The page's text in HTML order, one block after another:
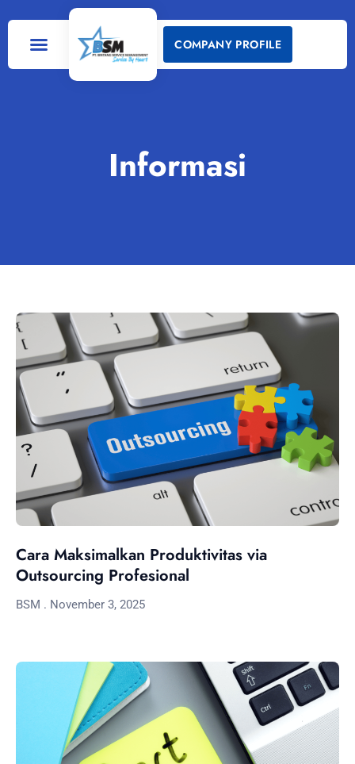
COMPANY PROFILE
Informasi
Cara Maksimalkan Produktivitas via
Outsourcing Profesional
BSM November 3, 2025